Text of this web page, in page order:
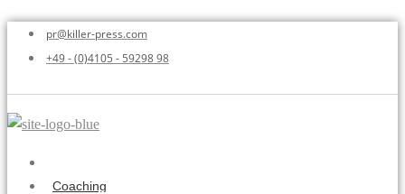
pr@killer-press.com
+49 - (0)4105 - 59298 98
Coaching